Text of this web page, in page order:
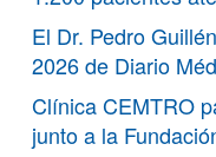
El Dr. Pedro
2026 de Diario
Clínica CEMTRO
junto a la